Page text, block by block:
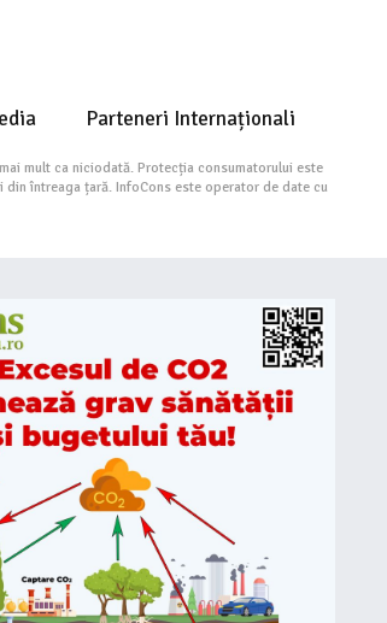
Parteneri Internaționali
mult ca niciodată. Protecția consumatorului este
întreaga țară. InfoCons este operator de date cu